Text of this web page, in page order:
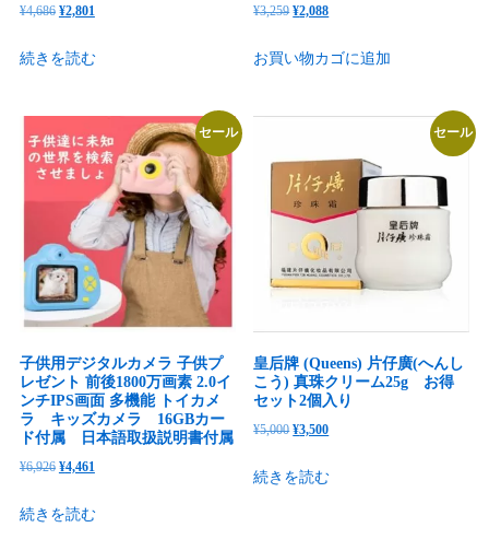
¥4,686 元
価
は
¥4,686
で
た。
¥2,801
の
格
は
¥2,801
で
す。
続きを読む
¥3,259 元
価
は
で
し
た。
¥2,088現
の
格
で
す。
お買い物カゴに追加
セール
子供用デジタルカメラ 子供プ
レゼント 前後1800万画素 2.0イ
ンチIPS画面 多機能 トイカメ
ラ キッズカメラ 16GBカー
ド付属 日本語取扱説明書付属
¥6,926 元
価
¥4,461
の
続きを読む
セール
皇后牌 (Queens) 片仔廣(へんし
こう) 真珠クリーム25g お得
セット2個入り
¥5,000 元
価
¥3,500現
続きを読む